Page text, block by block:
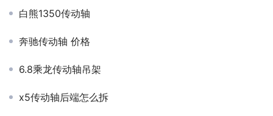
白熊1350传动轴
奔驰传动轴 价格
6.8乘龙传动轴吊架
x5传动轴后端怎么拆